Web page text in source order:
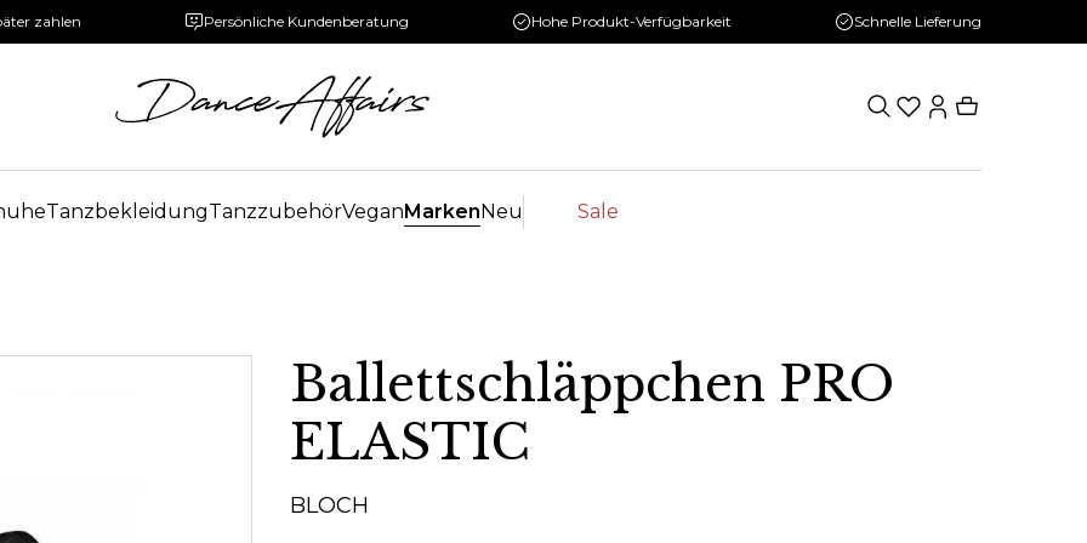
zahlen Persönliche Kundenberatung Hohe Produkt-Verfügbarkeit Schnelle Lieferung
TanzbekleidungTanzzubehörVeganMarkenNeu Sale
Ballettschläppchen PRO
ELASTIC
BLOCH